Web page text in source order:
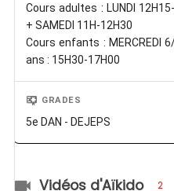
Cours adultes : LUNDI
+ SAMEDI 11H-12H30
Cours enfants : MERCREDI
ans : 15H30-17H00
GRADES
5e DAN - DEJEPS
Vidéos d'Aïkido 2